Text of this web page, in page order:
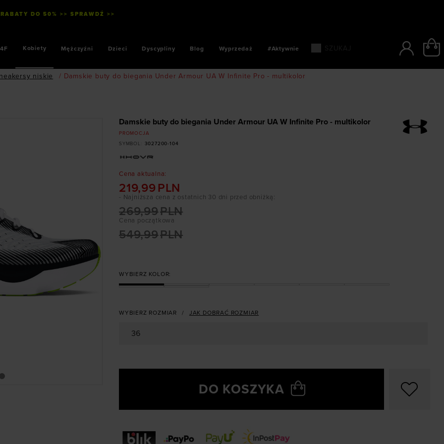
DO 50% >> SPRAWDŹ >>
4F Kobiety Mężczyźni Dzieci Dyscypliny Blog Wyprzedaż #Aktywnie
niskie / Damskie buty do biegania Under Armour UA W Infinite Pro - multikolor
>
Damskie buty do biegania Under Armour UA W Infinite Pro - multikolor
PROMOCJA
SYMBOL
3027200-104
Cena aktualna:
219,99 PLN
Cena początkowa
549,99PLN
269,99PLN
- Najniższa cena z ostatnich 30 dni przed obniżką:
WYBIERZ KOLOR:
WYBIERZ ROZMIAR JAK DOBRAĆ ROZMIAR
36
DO KOSZYKA